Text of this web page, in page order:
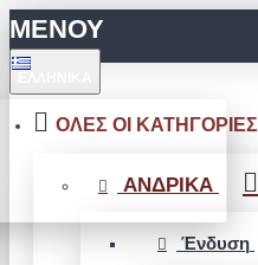
ΜΕΝΟΥ
ΟΛΕΣ ΟΙ ΚΑΤΗΓΟΡΙΕΣ
ΑΝΔΡΙΚΑ
Ένδυση